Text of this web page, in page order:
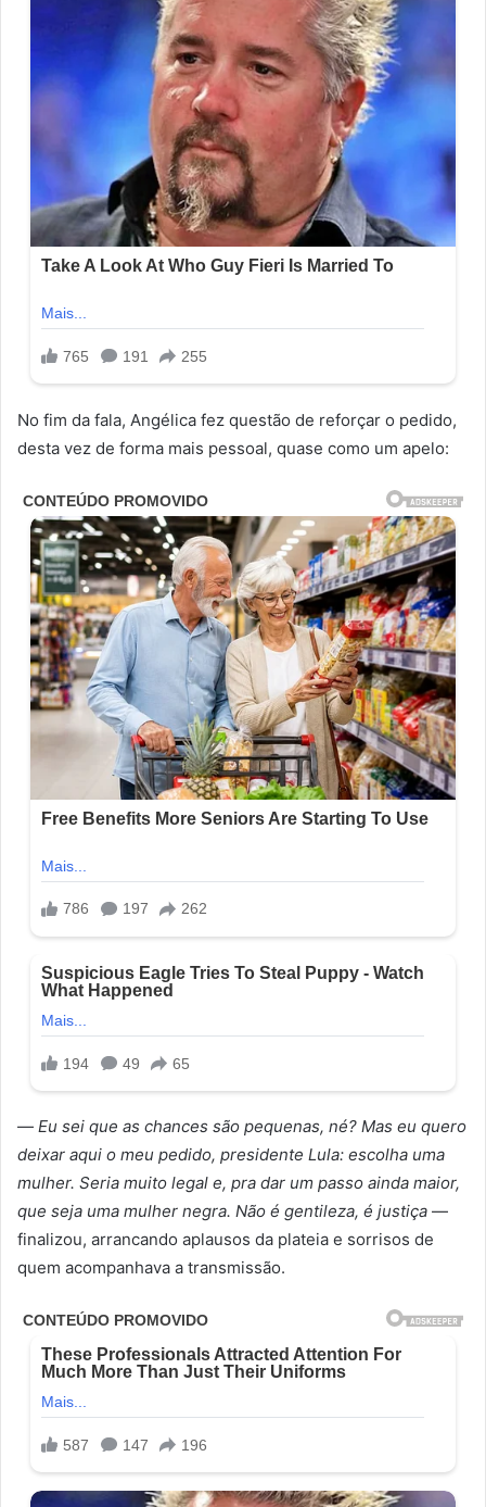
No fim da fala, Angélica fez questão de reforçar o pedido,
desta vez de forma mais pessoal, quase como um apelo:
— Eu sei que as chances são pequenas, né? Mas eu quero
deixar aqui o meu pedido, presidente Lula: escolha uma
mulher. Seria muito legal e, pra dar um passo ainda maior,
que seja uma mulher negra. Não é gentileza, é justiça —
finalizou, arrancando aplausos da plateia e sorrisos de
quem acompanhava a transmissão.